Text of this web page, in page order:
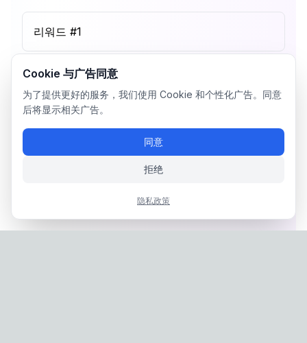
리워드 #1
Cookie 与广告同意
为了提供更好的服务，我们使用 Cookie 和个性化广告。同意
后将显示相关广告。
同意
拒绝
隐私政策